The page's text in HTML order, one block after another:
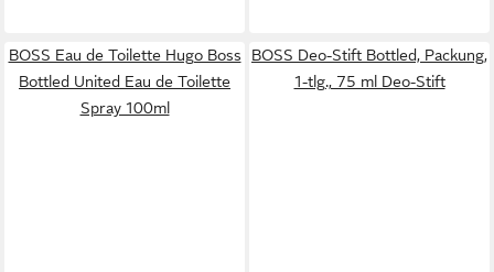
BOSS Eau de Toilette Hugo Boss
Bottled United Eau de Toilette
Spray 100ml
BOSS Deo-Stift Bottled, Packung,
1-tlg., 75 ml Deo-Stift